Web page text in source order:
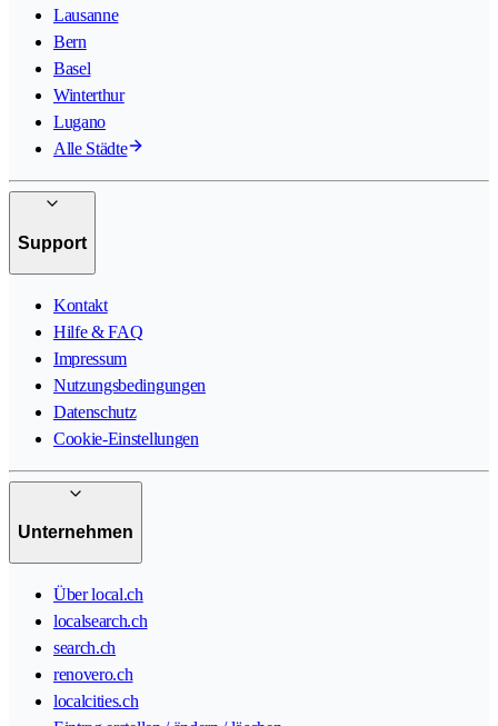
Lausanne
Bern
Basel
Winterthur
Lugano
Alle Städte
Support
Kontakt
Hilfe & FAQ
Impressum
Nutzungsbedingungen
Datenschutz
Cookie-Einstellungen
Unternehmen
Über local.ch
localsearch.ch
search.ch
renovero.ch
localcities.ch